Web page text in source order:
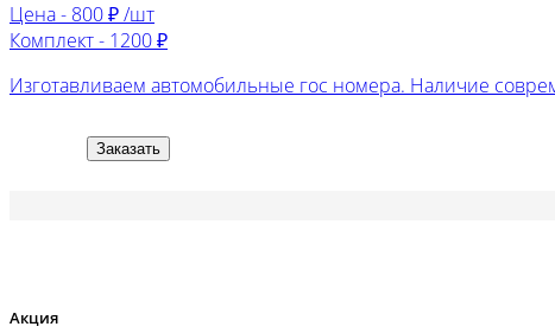
Цена - 800 ₽ /шт
Комплект - 1200 ₽
Изготавливаем автомобильные гос номера. Наличие
Заказать
Акция